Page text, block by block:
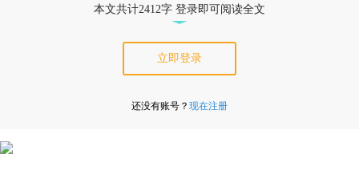
本文共计2412字 登录即可阅读全文
立即登录
还没有账号？ 现在注册